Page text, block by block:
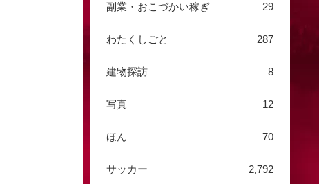
副業・おこづかい稼ぎ 29
わたくしごと 287
建物探訪 8
写真 12
ほん 70
サッカー 2,792